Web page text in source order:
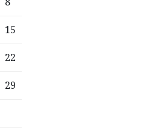
15
22
29